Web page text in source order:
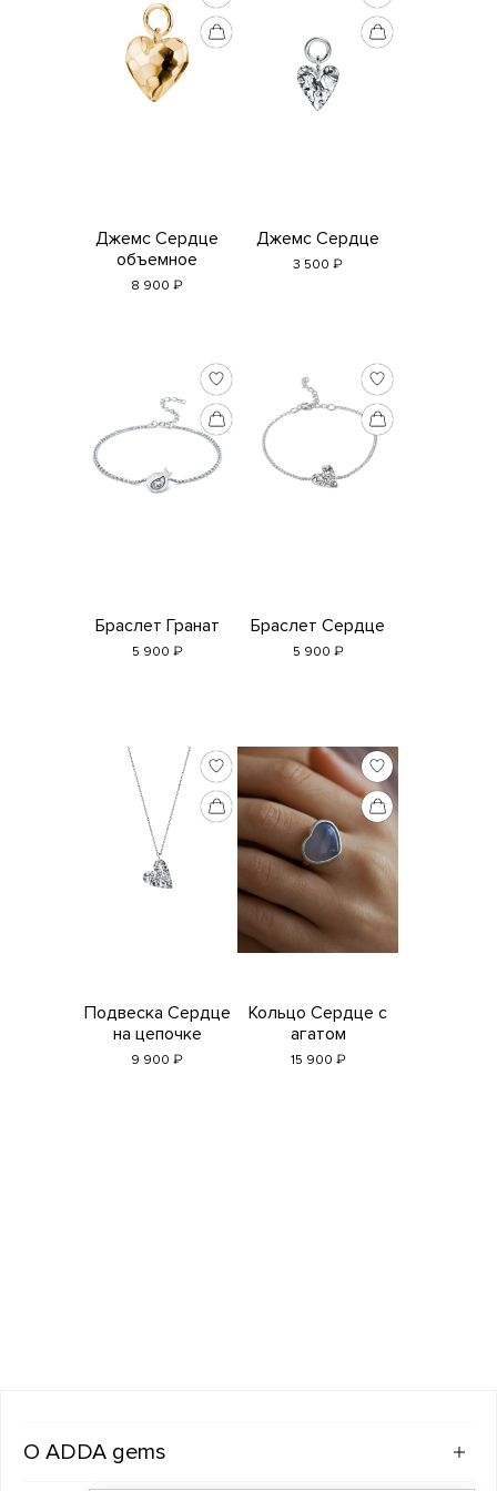
Украшения с индивидуальной гравировкой обмену и возврату
Если у вас есть вопросы, пожелания и комментарии, пишите нам
adda@addagems.ru
Джемс Сердце
объемное
8 900 ₽
Джемс Сердце
3 500 ₽
Браслет Гранат
5 900 ₽
Браслет Сердце
5 900 ₽
Подвеска Сердце
на цепочке
9 900 ₽
Кольцо Сердце с
агатом
15 900 ₽
ADDA gems